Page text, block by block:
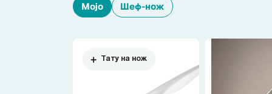
Смотреть весь каталог
Mojo Шеф-нож
Тату на нож